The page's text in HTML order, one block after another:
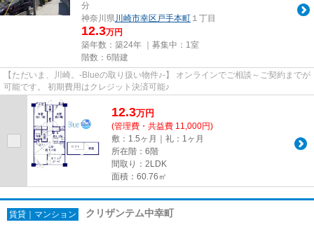
分
神奈川県川崎市幸区 戸手本町 １丁目
12.3万円
築年数：築24年 ｜募集中： 1室
階数：6階建
【ただいま、川崎。-Blueの取り扱い物件♪-】 オンラインでご相談～ご契約までが
可能です。 初期費用はクレジット決済可能♪
12.3万円
(管理費・共益費 11,000円)
敷：1.5ヶ月｜礼：1ヶ月
所在階：6階
間取り：2LDK
面積：60.76㎡
賃貸｜マンション クリザンテム中幸町